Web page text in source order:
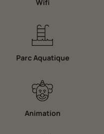
Wifi
Parc Aquatique
Animation